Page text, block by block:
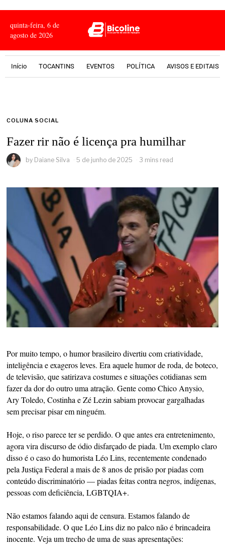
quinta-feira, 6 de
agosto de 2026
Início TOCANTINS EVENTOS POLÍTICA AVISOS E EDITAIS
COLUNA SOCIAL
Fazer rir não é licença pra humilhar
by Daiane Silva 5 de junho de 2025 3 mins read
Por muito tempo, o humor brasileiro divertiu com criatividade,
inteligência e exageros leves. Era aquele humor de roda, de boteco,
de televisão, que satirizava costumes e situações cotidianas sem
fazer da dor do outro uma atração. Gente como Chico Anysio,
Ary Toledo, Costinha e Zé Lezin sabiam provocar gargalhadas
sem precisar pisar em ninguém.
Hoje, o riso parece ter se perdido. O que antes era entretenimento,
agora vira discurso de ódio disfarçado de piada. Um exemplo claro
disso é o caso do humorista Léo Lins, recentemente condenado
pela Justiça Federal a mais de 8 anos de prisão por piadas com
conteúdo discriminatório — piadas feitas contra negros, indígenas,
pessoas com deficiência, LGBTQIA+.
Não estamos falando aqui de censura. Estamos falando de
responsabilidade. O que Léo Lins diz no palco não é brincadeira
inocente. Veja um trecho de uma de suas apresentações: